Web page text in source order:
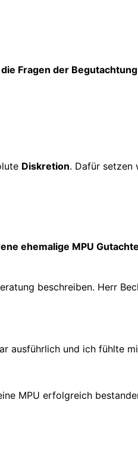
Fragen der
Diskretion. Dafür setzen
ehemalige MPU
beschreiben. Herr
ausführlich und ich fühlte
MPU erfolgreich